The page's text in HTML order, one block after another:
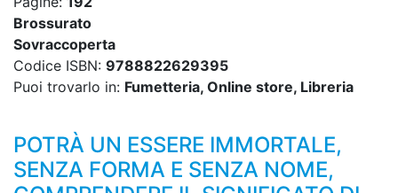
Brossurato
Sovraccoperta
Codice ISBN: 9788822629395
Puoi trovarlo in: Fumetteria, Online store, Libreria
POTRÀ UN ESSERE IMMORTALE,
SENZA FORMA E SENZA NOME,